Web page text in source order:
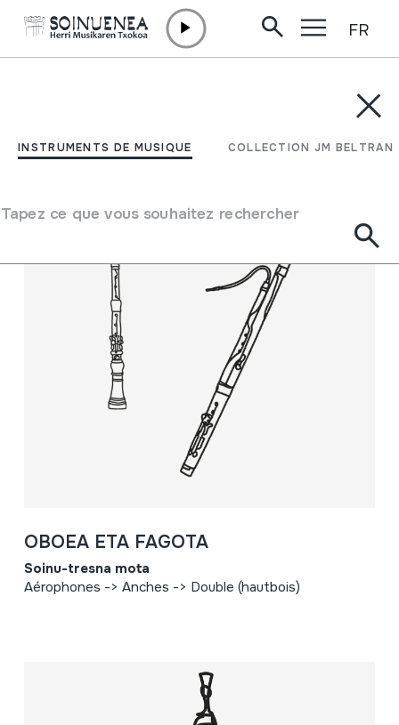
INSTRUMENTS DE MUSIQUE COLLECTION JM BELTRAN
Tapez ce que vous souhaitez rechercher
FR
COLLECTION JM BELTRAN
Filtrer
OBOEA ETA FAGOTA
Soinu-tresna mota
Aérophones -> Anches -> Double (hautbois)